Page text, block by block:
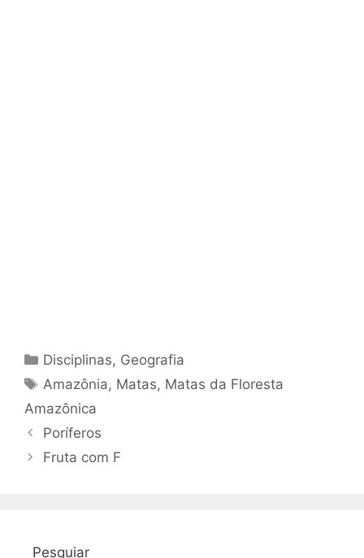
Categorias
Disciplinas, Geografia
Tags
Amazônia, Matas, Matas da Floresta
Amazônica
Poríferos
Fruta com F
Pesquiar